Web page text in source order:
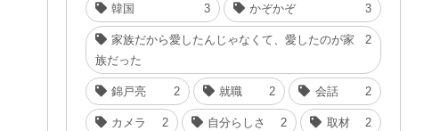
韓国 3 かぞかぞ 3
家族だから愛したんじゃなくて、愛したのが家
族だった
2
錦戸亮 2 就職 2 会話 2
カメラ 2 自分らしさ 2 取材 2